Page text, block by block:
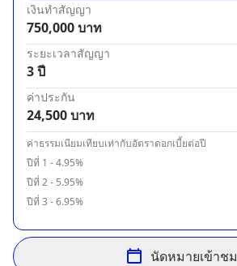
เงินทำสัญญา
750,000บาท
ระยะเวลาสัญญา
3 ปี
ค่าประกัน
24,500บาท
ค่าธรรมเนียมเทียบเท่ากับอัตราดอกเบี้ยต่อปี
ปีที่ 1 -4.95%
ปีที่ 2- 5.95%
ปีที่ 3 -6.95%
นัดหมายเข้าชม